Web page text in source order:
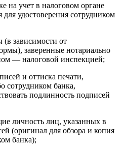
на учет в налоговом органе
удостоверения сотрудником
зависимости от
заверенные нотариально
— налоговой инспекцией;
и оттиска печати,
сотрудником банка,
подлинность подписей
личность лиц, указанных в
(оригинал для обзора и копия
банка);